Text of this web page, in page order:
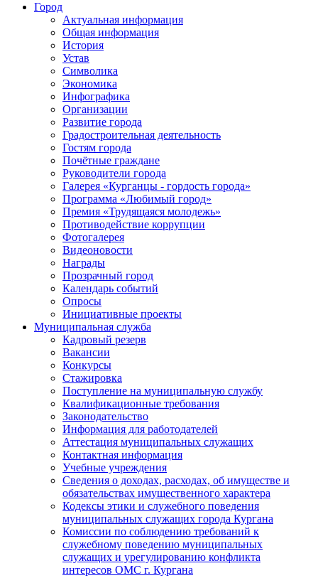
Город
Актуальная информация
Общая информация
История
Устав
Символика
Экономика
Инфографика
Организации
Развитие города
Градостроительная деятельность
Гостям города
Почётные граждане
Руководители города
Галерея «Курганцы - гордость города»
Программа «Любимый город»
Премия «Трудящаяся молодежь»
Противодействие коррупции
Фотогалерея
Видеоновости
Награды
Прозрачный город
Календарь событий
Опросы
Инициативные проекты
Муниципальная служба
Кадровый резерв
Вакансии
Конкурсы
Стажировка
Поступление на муниципальную службу
Квалификационные требования
Законодательство
Информация для работодателей
Аттестация муниципальных служащих
Контактная информация
Учебные учреждения
Сведения о доходах, расходах, об имуществе и
обязательствах имущественного характера
Кодексы этики и служебного поведения
муниципальных служащих города Кургана
Комиссии по соблюдению требований к
служебному поведению муниципальных
служащих и урегулированию конфликта
интересов ОМС г. Кургана